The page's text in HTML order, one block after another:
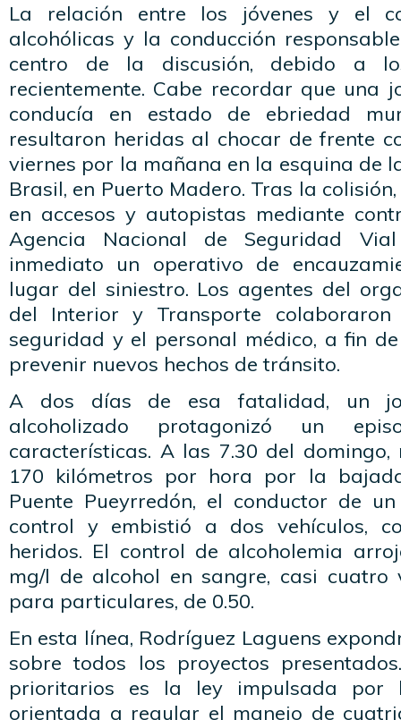
La relación entre los jóvenes y el
alcohólicas y la conducción
centro de la discusión, debido a
recientemente. Cabe recordar que una
conducía en estado de ebriedad
resultaron heridas al chocar de frente
viernes por la mañana en la esquina de
Brasil, en Puerto Madero. Tras la
en accesos y autopistas mediante
Agencia Nacional de Seguridad
inmediato un operativo de
lugar del siniestro. Los agentes del
del Interior y Transporte
seguridad y el personal médico, a fin
prevenir nuevos hechos de tránsito.
A dos días de esa fatalidad, un
alcoholizado protagonizó un
características. A las 7.30 del
170 kilómetros por hora por la
Puente Pueyrredón, el conductor de
control y embistió a dos vehículos,
heridos. El control de alcoholemia
mg/l de alcohol en sangre, casi cuatro
para particulares, de 0.50.
En esta línea, Rodríguez Laguens
sobre todos los proyectos
prioritarios es la ley impulsada por
orientada a regular el manejo de